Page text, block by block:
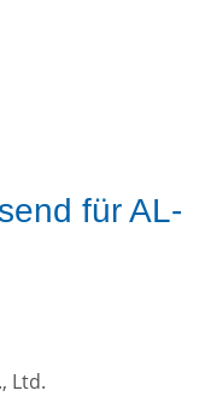
für AL-
Ltd.